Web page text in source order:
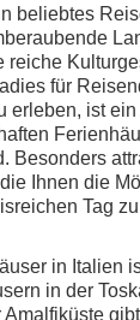
beliebtes
reiche
für
erleben, ist
Besonders
Ihnen die
Tag
in Italien
in der